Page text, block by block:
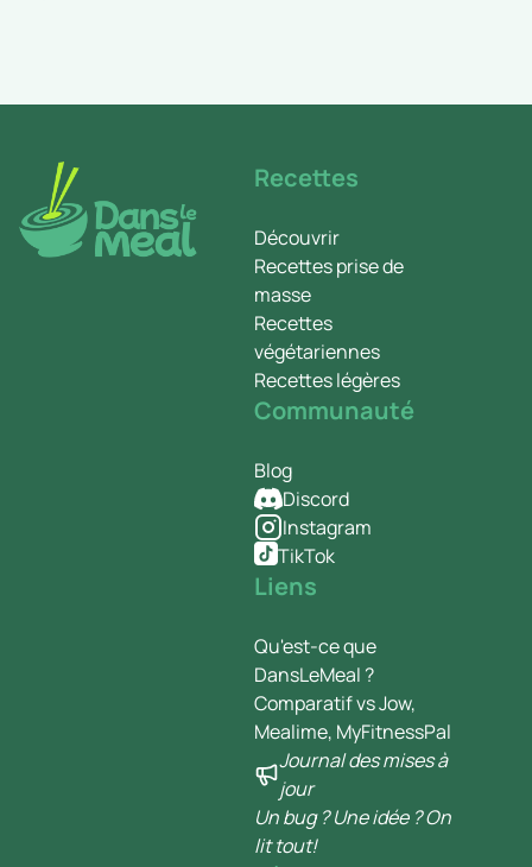
Recettes
Découvrir
Recettes prise de
masse
Recettes
végétariennes
Recettes légères
Communauté
Blog
Discord
Instagram
TikTok
Liens
Qu'est-ce que
DansLeMeal ?
Comparatif vs Jow,
Mealime, MyFitnessPal
Journal des mises à
jour
Un bug ? Une idée ? On
lit tout!